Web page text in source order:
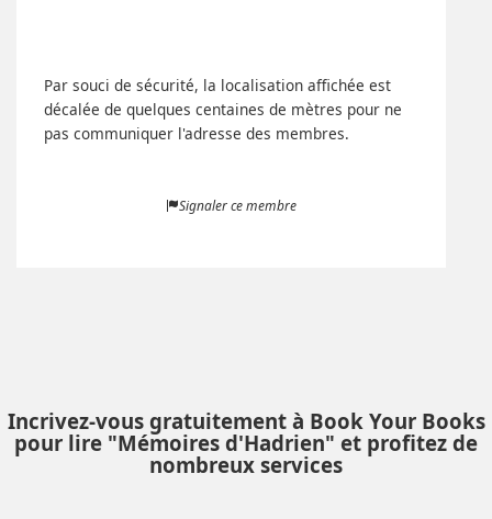
Par souci de sécurité, la localisation affichée est
décalée de quelques centaines de mètres pour ne
pas communiquer l'adresse des membres.
Signaler ce membre
Incrivez-vous gratuitement à Book Your Books
pour lire "Mémoires d'Hadrien" et profitez de
nombreux services